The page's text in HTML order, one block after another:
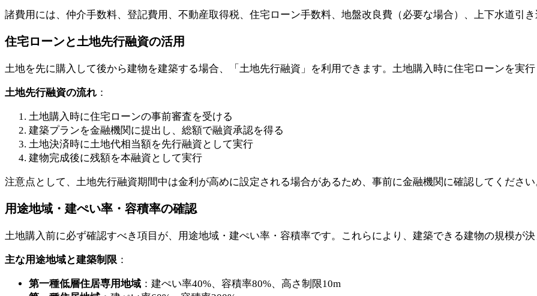
諸費用には、仲介手数料、登記費用、不動産取得税、住宅ローン手数料、地盤改良費（必要な場合）、上下水道引き
住宅ローンと土地先行融資の活用
土地を先に購入して後から建物を建築する場合、「土地先行融資」を利用できます。土地購入時に住宅ローンを実
土地先行融資の流れ ：
土地購入時に住宅ローンの事前審査を受ける
建築プランを金融機関に提出し、総額で融資承認を得る
土地決済時に土地代相当額を先行融資として実行
建物完成後に残額を本融資として実行
注意点として、土地先行融資期間中は金利が高めに設定される場合があるため、事前に金融機関に確認してください
用途地域・建ぺい率・容積率の確認
土地購入前に必ず確認すべき項目が、用途地域・建ぺい率・容積率です。これらにより、建築できる建物の規模が決
主な用途地域と建築制限 ：
第一種低層住居専用地域 ：建ぺい率40%、容積率80%、高さ制限10m